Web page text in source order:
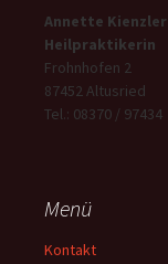
Annette Kienzler
Heilpraktikerin
Frohnhofen 2
87452 Altusried
Tel.: 08370 / 97434
Menü
Kontakt